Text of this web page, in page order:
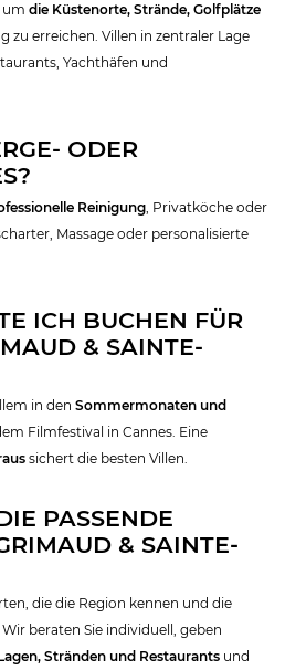
um die Küstenorte, Strände, Golfplätze
zu erreichen. Villen in zentraler Lage
Yachthäfen und
ODER
Reinigung, Privatköche oder
Massage oder personalisierte
ICH BUCHEN FÜR
& SAINTE-
in den Sommermonaten und
Filmfestival in Cannes. Eine
sichert die besten Villen.
PASSENDE
& SAINTE-
die die Region kennen und die
beraten Sie individuell, geben
Stränden und Restaurants und